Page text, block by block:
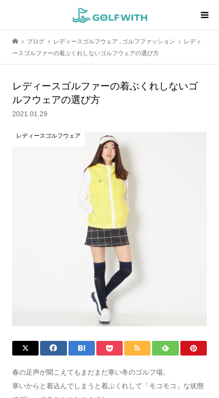
ブログ レディースゴルフウェア , ゴルフファッション
レディ
ースゴルファーの着ぶくれしないゴルフウェアの選び方
レディースゴルファーの着ぶくれしないゴ
ルフウェアの選び方
2021.01.29
レディースゴルフウェア
春の足声が聞こえてもまだまだ寒い冬のゴルフ場。
寒いからと着込んでしまうと着ぶくれして「モコモコ」な状態